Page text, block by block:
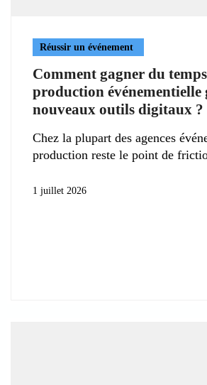
Réussir un événement
Comment gagner du
production événementielle
nouveaux outils digitaux ?
Chez la plupart des agences
production reste le point de
1 juillet 2026